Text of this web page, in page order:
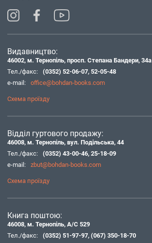
Видавництво:
46002, м. Тернопіль, просп. Степана Бандери, 34а
Тел./факс:
(0352) 52-06-07, 52-05-48
e-mail:
office@bohdan-books.com
Схема проїзду
Відділ гуртового продажу:
46008, м. Тернопіль, вул. Подільська, 44
Тел./факс:
(0352) 43-00-46, 25-18-09
e-mail:
zbut@bohdan-books.com
Схема проїзду
Книга поштою:
46008, м. Тернопіль, А/С 529
Тел./факс:
(0352) 51-97-97, (067) 350-18-70